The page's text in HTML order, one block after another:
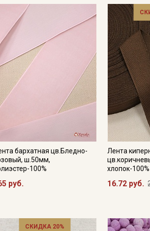
бархатная цв.Бледно-
ш.50мм,
100%
руб.
Лента
хлопок-100%
16.72 руб.
СКИДКА 20%
Подписаться
сПолитикой обработки персональных
Согласие на обработку персональных
рассылок